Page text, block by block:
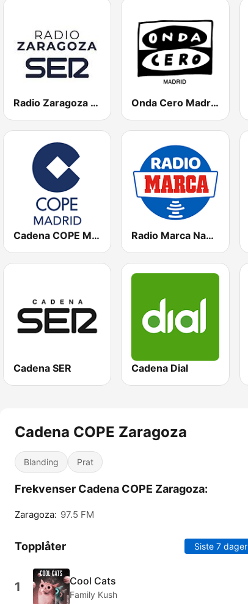
Radio Zaragoza SER Onda Cero Madrid
Cadena COPE Madrid Radio Marca Nacional
Cadena SER Cadena Dial
Cadena COPE Zaragoza
Blanding Prat
Frekvenser Cadena COPE Zaragoza:
Zaragoza: 97.5 FM
Topplåter Siste 7 dager
1 Cool Cats
Family Kush